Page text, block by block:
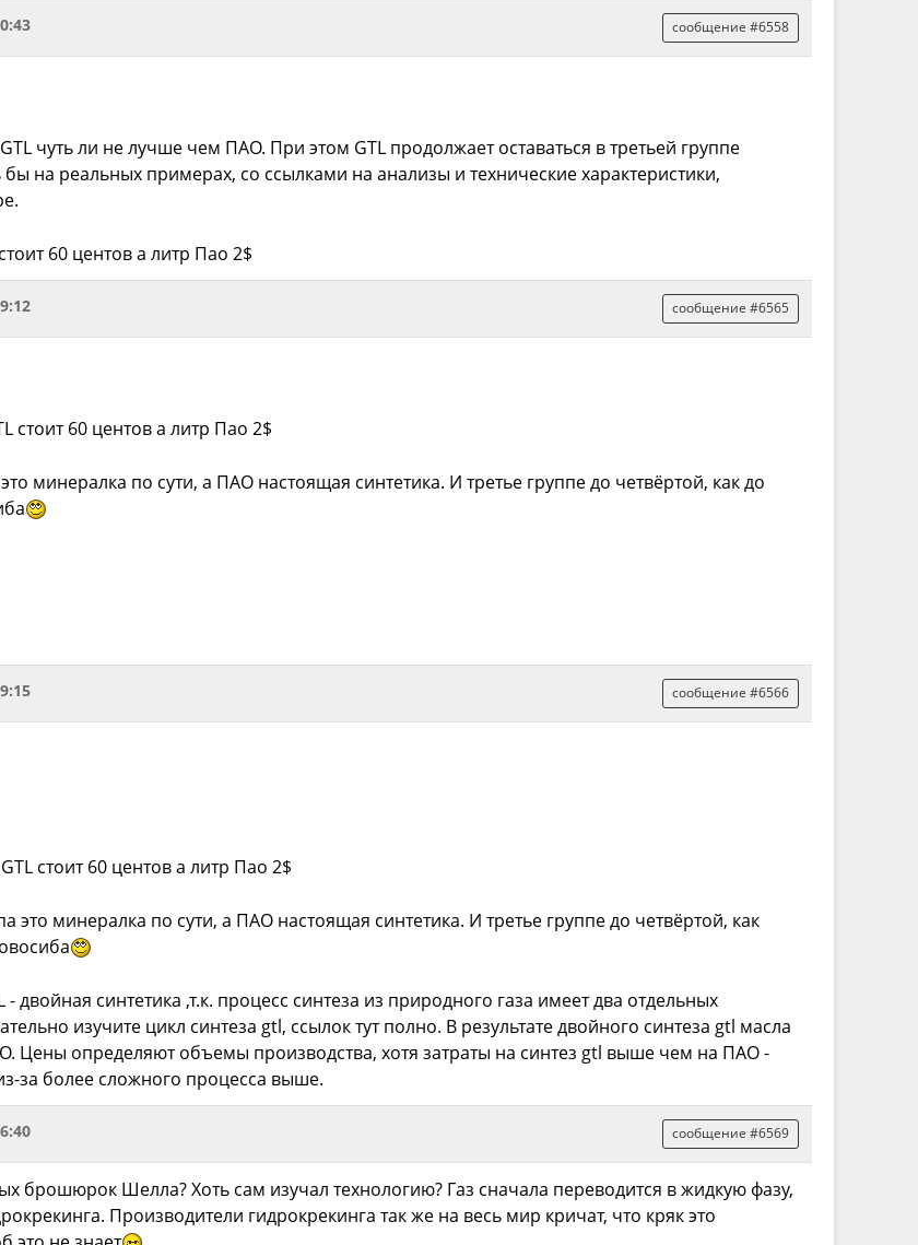
сообщение #6558
чуть ли не лучше чем ПАО. При этом GTL продолжает оставаться в третьей группе
на реальных примерах, со ссылками на анализы и технические характеристики,
60 центов а литр Пао 2$
сообщение #6565
стоит 60 центов а литр Пао 2$
минералка по сути, а ПАО настоящая синтетика. И третье группе до четвёртой, как до
сообщение #6566
стоит 60 центов а литр Пао 2$
это минералка по сути, а ПАО настоящая синтетика. И третье группе до четвёртой, как
- двойная синтетика ,т.к. процесс синтеза из природного газа имеет два отдельных
изучите цикл синтеза gtl, ссылок тут полно. В результате двойного синтеза gtl масла
Цены определяют объемы производства, хотя затраты на синтез gtl выше чем на ПАО -
за более сложного процесса выше.
сообщение #6569
брошюрок Шелла? Хоть сам изучал технологию? Газ сначала переводится в жидкую фазу,
Производители гидрокрекинга так же на весь мир кричат, что кряк это